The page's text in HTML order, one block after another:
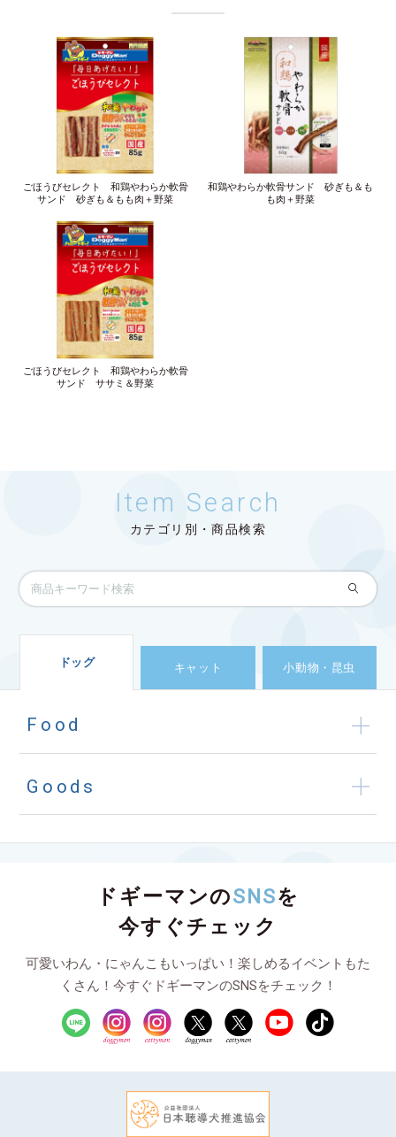
ごほうびセレクト 和鶏やわらか軟骨
サンド 砂ぎも＆もも肉＋野菜
和鶏やわらか軟骨サンド 砂ぎも＆も
も肉＋野菜
ごほうびセレクト 和鶏やわらか軟骨
サンド ササミ＆野菜
Item Search
カテゴリ別・商品検索
ドッグ キャット 小動物・昆虫
Food
Goods
ドギーマンのSNSを
今すぐチェック
可愛いわん・にゃんこもいっぱい！楽しめるイベントもた
くさん！今すぐドギーマンのSNSをチェック！